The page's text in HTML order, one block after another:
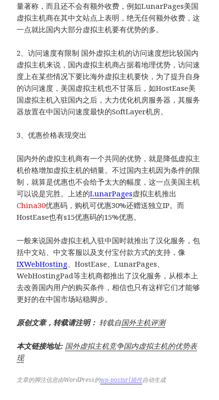
量著称，而且还不会有额外收费，例如LunarPages美国
虚拟主机商在其中文站点上表明，绝无任何额外收费，这
一点就比国内大部分虚拟主机要有优势的多。
2、访问速度有限制 国外虚拟主机的访问速度想比较国内
虚拟主机来说，国内虚拟主机商占据着地理优势，访问速
度上在某些情况下要比海外虚拟主机要快，为了提升自身
的访问速度，美国虚拟主机也不甘落后，如HostEase美
国虚拟主机入驻国内之后，大力优化机房服务器，其服务
器放置在中国访问速度最快的SoftLayer机房。
3、优惠价格表现突出
国内外的虚拟主机商有一个共同的优势，就是降低虚拟主
机价格增加虚拟主机的销量。不过国内主机因为条件的限
制，就算是优惠也不会给予太大的幅度，这一点美国主机
可以说是完胜。上述的LunarPages虚拟主机推出
China30优惠码，购机可优惠30%还赠送独立IP。而
HostEase也有s15优惠码的15%优惠。
一般来说国外虚拟主机入驻中国时就推出了汉化服务，包
括中文站、中文客服以及支付宝付款方式的支持，像
IXWebHosting、HostEase、LunarPages、
WebHostingPad等主机商都推出了汉化服务，从根本上
去改善国内用户的购买条件，相信也只有这样它们才能够
更好的在中国市场站稳脚步。
原创文章，转载请注明： 转载自国外主机评测
本文链接地址: 国外虚拟主机竞争国内虚拟主机的优势表
现
文章的脚注信息由WordPress的wp-posturl插件自动生成